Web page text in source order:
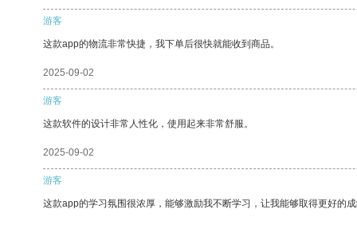
游客
这款app的物流非常快捷，我下单后很快就能收到商品。
2025-09-02
游客
这款软件的设计非常人性化，使用起来非常舒服。
2025-09-02
游客
这款app的学习氛围很浓厚，能够激励我不断学习，让我能够取得更好的